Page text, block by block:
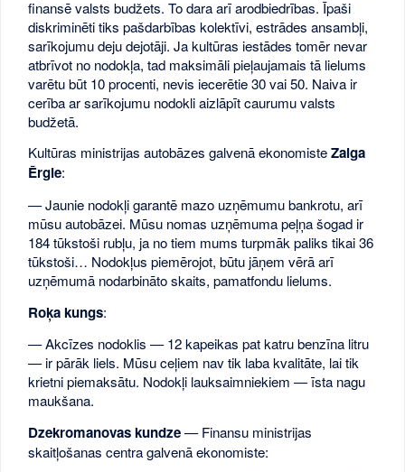
finansē valsts budžets. To dara arī arodbiedrības. Īpaši
diskriminēti tiks pašdarbības kolektīvi, estrādes ansambļi,
sarīkojumu deju dejotāji. Ja kultūras iestādes tomēr nevar
atbrīvot no nodokļa, tad maksimāli pieļaujamais tā lielums
varētu būt 10 procenti, nevis iecerētie 30 vai 50. Naiva ir
cerība ar sarīkojumu nodokli aizlāpīt caurumu valsts
budžetā.
Kultūras ministrijas autobāzes galvenā ekonomisteZaiga
Ērgle:
— Jaunie nodokļi garantē mazo uzņēmumu bankrotu, arī
mūsu autobāzei. Mūsu nomas uzņēmuma peļņa šogad ir
184 tūkstoši rubļu, ja no tiem mums turpmāk paliks tikai 36
tūkstoši… Nodokļus piemērojot, būtu jāņem vērā arī
uzņēmumā nodarbināto skaits, pamatfondu lielums.
Roķa kungs:
— Akcīzes nodoklis — 12 kapeikas pat katru benzīna litru
— ir pārāk liels. Mūsu ceļiem nav tik laba kvalitāte, lai tik
krietni piemaksātu. Nodokļi lauksaimniekiem — īsta nagu
maukšana.
Dzekromanovas kundze— Finansu ministrijas
skaitļošanas centra galvenā ekonomiste: